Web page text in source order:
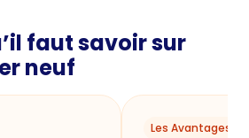
faut savoir sur
neuf
Les Avantages